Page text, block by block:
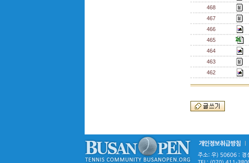
468
467
466
465
464
463
462